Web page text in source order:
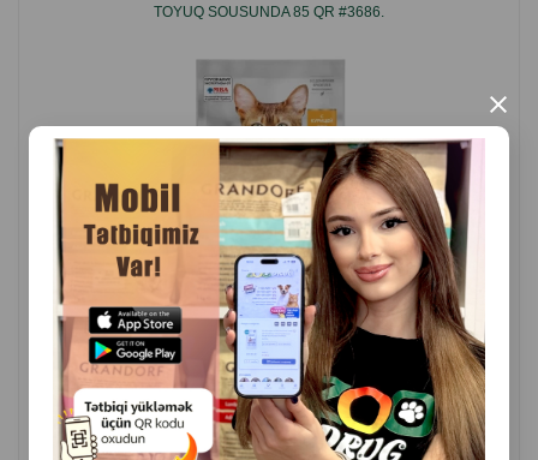
×
Daim təmiz və təzə suyun əlçatan olmasına diqqət edin.
Əgər bu yem başqa yem növünü əvəz edirsə, ən azı 1
həftə ərzində tədricən menyuya daxil edilməsi tövsiyə
olunur.
İstehsalçı ölkə:İtaliya
TOYUQ SOUSUNDA 85 QR #3686.
( Rəylər)
Çəki Qiymət
Almaq
1 ədəd
2.80